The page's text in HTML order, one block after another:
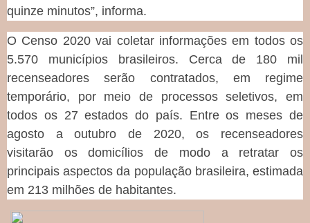
quinze minutos”, informa.
O Censo 2020 vai coletar informações em todos os
5.570 municípios brasileiros. Cerca de 180 mil
recenseadores serão contratados, em regime
temporário, por meio de processos seletivos, em
todos os 27 estados do país. Entre os meses de
agosto a outubro de 2020, os recenseadores
visitarão os domicílios de modo a retratar os
principais aspectos da população brasileira, estimada
em 213 milhões de habitantes.